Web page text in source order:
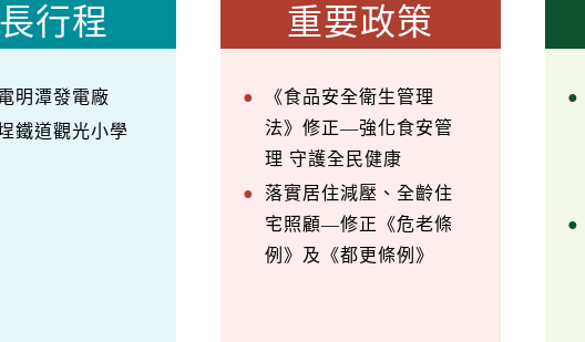
行程
明潭發電廠
鐵道觀光小學
重要政策
《食品安全衛生管理
法》修正—強化食安管
理 守護全民健康
落實居住減壓、全齡住
宅照顧—修正《危老條
例》及《都更條例》